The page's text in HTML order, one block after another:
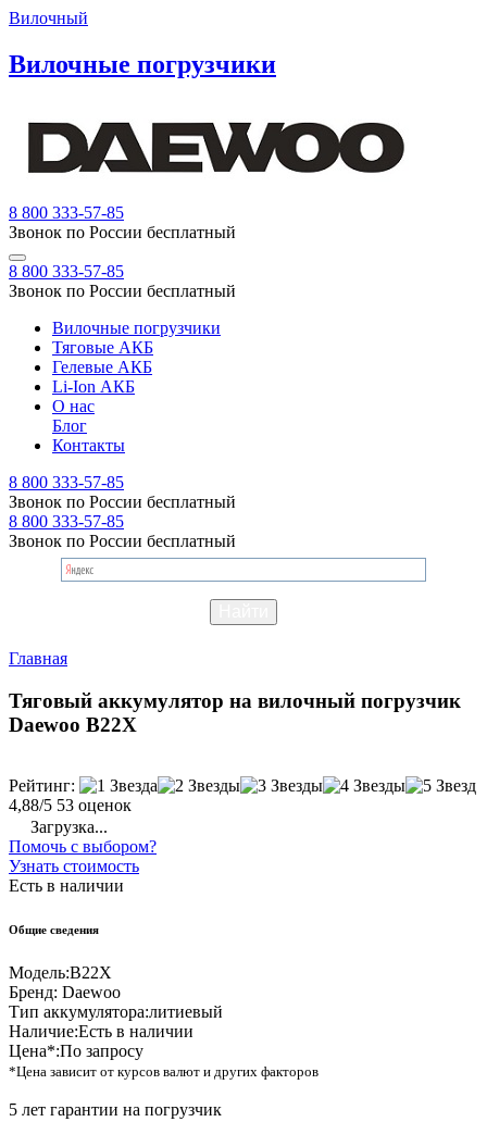
Вилочный
Вилочные погрузчики
8 800 333-57-85
Звонок по России бесплатный
8 800 333-57-85
Звонок по России бесплатный
Вилочные погрузчики
Тяговые АКБ
Гелевые АКБ
Li-Ion АКБ
О нас
Блог
Контакты
8 800 333-57-85
Звонок по России бесплатный
8 800 333-57-85
Звонок по России бесплатный
Главная
Тяговый аккумулятор на вилочный погрузчик
Daewoo B22X
Рейтинг:
4,88/5 53 оценок
Загрузка...
Помочь с выбором?
Узнать стоимость
Есть в наличии
Общие сведения
Модель:B22X
Бренд: Daewoo
Тип аккумулятора:литиевый
Наличие:Есть в наличии
Цена*:По запросу
*Цена зависит от курсов валют и других факторов
5 лет гарантии на погрузчик